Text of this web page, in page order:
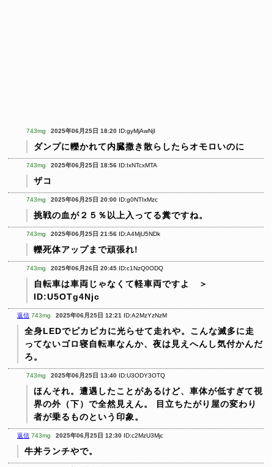
743mg 2025年06月25日 18:20 ID:gyMjAwNjI
ダンプに轢かれて内臓撒き散らしたらオモロいのに
743mg 2025年06月25日 18:56 ID:IxNTcxMTA
ザコ
743mg 2025年06月25日 20:00 ID:g0NTIxMzc
挑戦の血が２５％以上入ってる糞ですね。
743mg 2025年06月25日 21:56 ID:A4MjU5NDk
轢死体アップまで頑張れ!
743mg 2025年06月26日 20:45 ID:c1NzQ0ODQ
自転車は車両じゃなくて軽車両ですよ ＞
ID:U5OTg4Njc
返信 743mg 2025年06月25日 12:21 ID:A2MzYzNzM
全身LEDでピカピカに光らせて走れや。こんな滅多に走
ってないゴロ寝自転車なんか、夜は見えへんし気付かんだ
ろ。
743mg 2025年06月25日 13:40 ID:U3ODY3OTQ
ほんそれ。遭遇したことがあるけど、車体が低すぎて視
界の外（下）で全然見えん。
目立ちたがり屋の変わり
者が乗るものという印象。
返信 743mg 2025年06月25日 12:30 ID:c2MzU3Mjc
牛丼ランチやで。